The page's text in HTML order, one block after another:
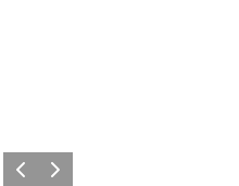
ZurückWeiter